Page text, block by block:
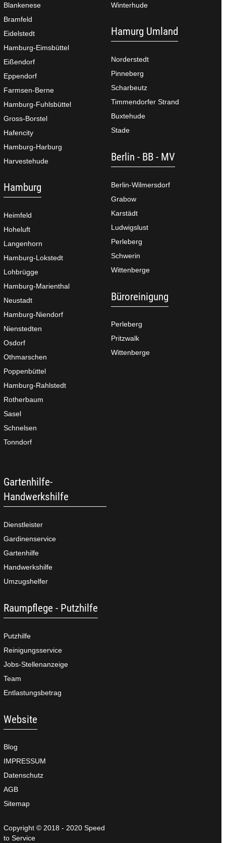
Blankenese
Bramfeld
Eidelstedt
Hamburg-Eimsbüttel
Eißendorf
Eppendorf
Farmsen-Berne
Hamburg-Fuhlsbüttel
Gross-Borstel
Hafencity
Hamburg-Harburg
Harvestehude
Hamburg
Heimfeld
Hoheluft
Langenhorn
Hamburg-Lokstedt
Lohbrügge
Hamburg-Marienthal
Neustadt
Hamburg-Niendorf
Nienstedten
Osdorf
Othmarschen
Poppenbüttel
Hamburg-Rahlstedt
Rotherbaum
Sasel
Schnelsen
Tonndorf
Winterhude
Hamurg Umland
Norderstedt
Pinneberg
Scharbeutz
Timmendorfer Strand
Buxtehude
Stade
Berlin - BB - MV
Berlin-Wilmersdorf
Grabow
Karstädt
Ludwigslust
Perleberg
Schwerin
Wittenberge
Büroreinigung
Perleberg
Pritzwalk
Wittenberge
Gartenhilfe-
Handwerkshilfe
Dienstleister
Gardinenservice
Gartenhilfe
Handwerkshilfe
Umzugshelfer
Raumpflege - Putzhilfe
Putzhilfe
Reinigungsservice
Jobs-Stellenanzeige
Team
Entlastungsbetrag
Website
Blog
IMPRESSUM
Datenschutz
AGB
Sitemap
Copyright © 2018 - 2020 Speed
to Service